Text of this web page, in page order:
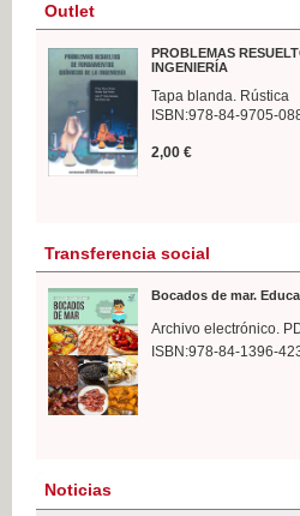
Outlet
PROBLEMAS
INGENIERÍA
Tapa blanda. Rústica
ISBN:978-84-9705-
2,00 €
Transferencia social
Bocados de mar.
Archivo electrónico.
ISBN:978-84-1396-
Noticias